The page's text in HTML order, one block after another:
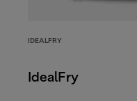
IDEALFRY
IdealFry